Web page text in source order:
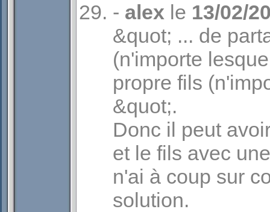
- alex le 13/02/
&quot; ... de
(n'importe
propre fils
&quot;.
Donc il peut
et le fils avec
n'ai à coup sur
solution.